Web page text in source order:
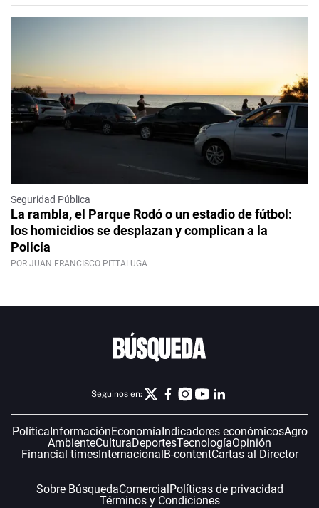
Seguridad Pública
La rambla, el Parque Rodó o un estadio de fútbol:
los homicidios se desplazan y complican a la
Policía
POR JUAN FRANCISCO PITTALUGA
Seguinos en:
PolíticaInformaciónEconomíaIndicadores económicosAgro
AmbienteCulturaDeportesTecnologíaOpinión
Financial timesInternacionalB-contentCartas al Director
Sobre BúsquedaComercialPolíticas de privacidad
Términos y Condiciones